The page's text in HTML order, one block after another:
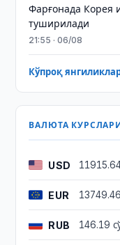
Фарғонада Корея
туширилади
21:55 · 06/08
Кўпроқ
ВАЛЮТА
USD
EUR
RUB 146.19